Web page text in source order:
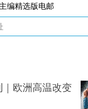
编精选版电邮
欧洲高温改变